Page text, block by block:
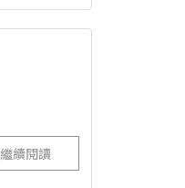
繼續閱讀